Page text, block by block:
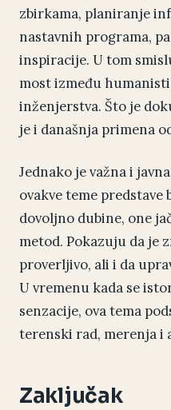
zbirkama, planiranje
nastavnih programa,
inspiracije. U tom
most između
inženjerstva. Što je
je i današnja primena
Jednako je važna i
ovakve teme predstave
dovoljno dubine, one
metod. Pokazuju da je
proverljivo, ali i da
U vremenu kada se
senzacije, ova tema
terenski rad, merenja i
Zaključak